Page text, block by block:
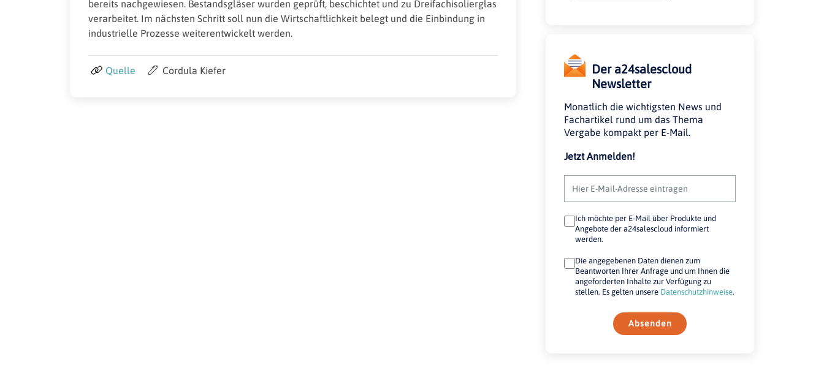
bereits nachgewiesen. Bestandsgläser wurden geprüft, beschichtet und zu Dreifachisolierglas
verarbeitet. Im nächsten Schritt soll nun die Wirtschaftlichkeit belegt und die Einbindung in
industrielle Prozesse weiterentwickelt werden.
Quelle Cordula Kiefer
Der a24salescloud
Newsletter
Monatlich die wichtigsten News und
Fachartikel rund um das Thema
Vergabe kompakt per E-Mail.
Jetzt Anmelden!
Ich möchte per E-Mail über Produkte und
Angebote der a24salescloud informiert
werden.
Die angegebenen Daten dienen zum
Beantworten Ihrer Anfrage und um Ihnen die
angeforderten Inhalte zur Verfügung zu
stellen. Es gelten unsere Datenschutzhinweise.
Absenden